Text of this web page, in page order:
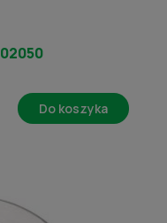
02050
Do koszyka